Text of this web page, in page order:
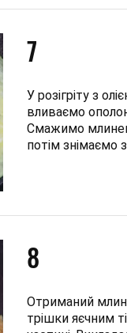
7
У розігріту з
вливаємо
Смажимо
потім знімаємо
8
Отриманий
трішки яєчним